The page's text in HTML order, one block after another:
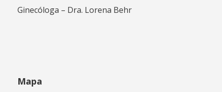
Ginecóloga – Dra. Lorena Behr
Mapa